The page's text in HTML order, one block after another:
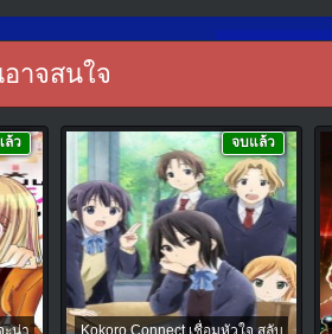
าจสนใจ
ะน่า
ล้ว
Kokoro Connect เชื่อมหัวใจ สลับ
จบแล้ว